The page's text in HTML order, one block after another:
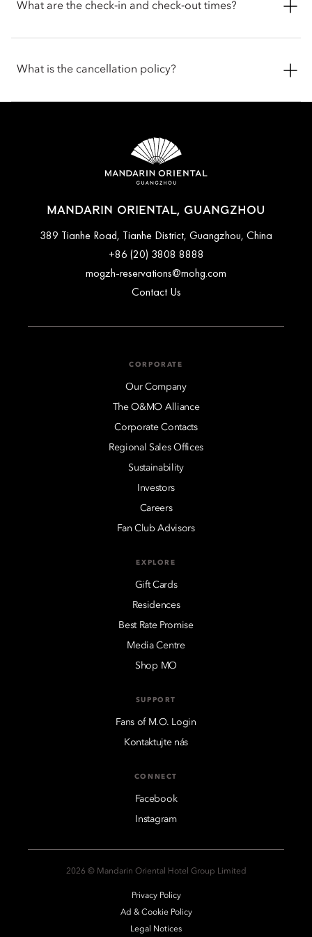
Fitness Centre, Oriental Club Lounge and our events spaces.
most comfortable stay, you are encouraged to contact the
What are the check‑in and check‑out times?
require assistance for early check-in or late check-out, you can
What is the cancellation policy?
terms and conditions of their reservation when booking.
Some rates may require advance payments and have different
cancellation requirements. For further information, please
MANDARIN ORIENTAL, GUANGZHOU
389 Tianhe Road, Tianhe District, Guangzhou, China
+86 (20) 3808 8888
mogzh-reservations@mohg.com
Contact Us
CORPORATE
Our Company
The O&MO Alliance
Corporate Contacts
Regional Sales Offices
Sustainability
Investors
Careers
Fan Club Advisors
EXPLORE
Gift Cards
Residences
Best Rate Promise
Media Centre
Shop MO
SUPPORT
Fans of M.O. Login
Kontaktujte nás
CONNECT
Facebook
Instagram
2026 © Mandarin Oriental Hotel Group Limited
Privacy Policy
Ad & Cookie Policy
Legal Notices